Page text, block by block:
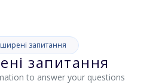
запитання
запитання
to answer your questions